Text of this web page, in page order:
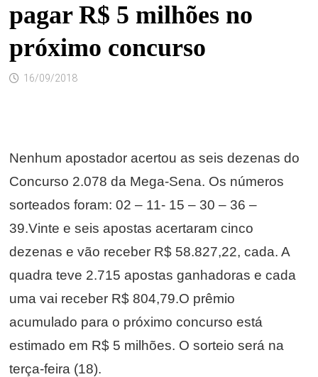
pagar R$ 5 milhões no
próximo concurso
16/09/2018
Nenhum apostador acertou as seis dezenas do
Concurso 2.078 da Mega-Sena. Os números
sorteados foram: 02 – 11- 15 – 30 – 36 –
39.Vinte e seis apostas acertaram cinco
dezenas e vão receber R$ 58.827,22, cada. A
quadra teve 2.715 apostas ganhadoras e cada
uma vai receber R$ 804,79.O prêmio
acumulado para o próximo concurso está
estimado em R$ 5 milhões. O sorteio será na
terça-feira (18).